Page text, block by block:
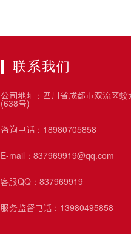
联系我们
公司地址：四川省成都市双流区
(638号)
咨询电话：18980705858
E-mail：837969919@qq.com
客服QQ：837969919
服务监督电话：13980495858